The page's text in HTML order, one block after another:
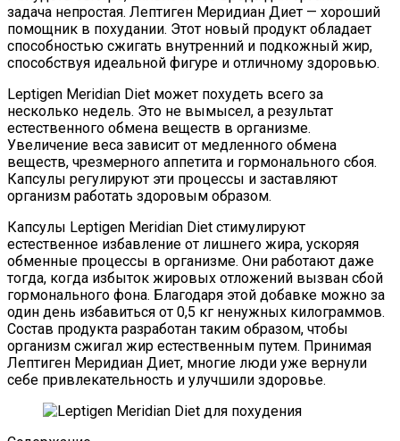
задача непростая. Лептиген Меридиан Диет — хороший
помощник в похудании. Этот новый продукт обладает
способностью сжигать внутренний и подкожный жир,
способствуя идеальной фигуре и отличному здоровью.
Leptigen Meridian Diet может похудеть всего за
несколько недель. Это не вымысел, а результат
естественного обмена веществ в организме.
Увеличение веса зависит от медленного обмена
веществ, чрезмерного аппетита и гормонального сбоя.
Капсулы регулируют эти процессы и заставляют
организм работать здоровым образом.
Капсулы Leptigen Meridian Diet стимулируют
естественное избавление от лишнего жира, ускоряя
обменные процессы в организме. Они работают даже
тогда, когда избыток жировых отложений вызван сбой
гормонального фона. Благодаря этой добавке можно за
один день избавиться от 0,5 кг ненужных килограммов.
Состав продукта разработан таким образом, чтобы
организм сжигал жир естественным путем. Принимая
Лептиген Меридиан Диет, многие люди уже вернули
себе привлекательность и улучшили здоровье.